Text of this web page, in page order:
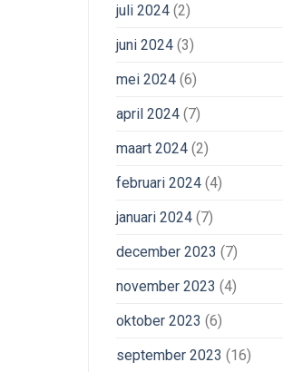
juli 2024(2)
juni 2024(3)
mei 2024(6)
april 2024(7)
maart 2024(2)
februari 2024(4)
januari 2024(7)
december 2023 (7)
november 2023 (4)
oktober 2023 (6)
september 2023 (16)